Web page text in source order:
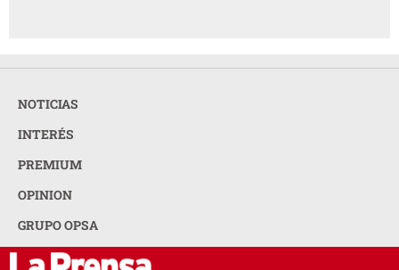
NOTICIAS
INTERÉS
PREMIUM
OPINION
GRUPO OPSA